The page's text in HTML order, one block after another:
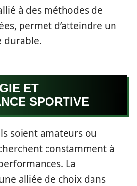
à des méthodes de
permet d’atteindre un
durable.
ET
SPORTIVE
soient amateurs ou
constamment à
La
alliée de choix dans